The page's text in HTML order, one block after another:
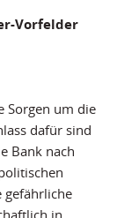
Vorfelder
Sorgen um die
dafür sind
Bank nach
gefährliche